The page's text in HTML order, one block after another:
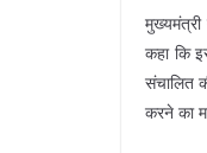
मुख्यमंत्री
कहा कि
संचालित
करने का